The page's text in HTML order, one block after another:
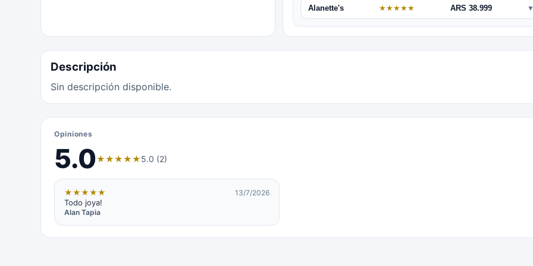
Alanette's ★★★★★ ARS 38.999
Descripción
Sin descripción disponible.
Opiniones
5.0★★★★★5.0 (2)
★★★★★ 13/7/2026
Todo joya!
Alan Tapia